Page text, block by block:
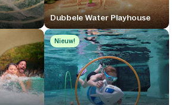
Dubbele Water Playhouse
Nieuw!